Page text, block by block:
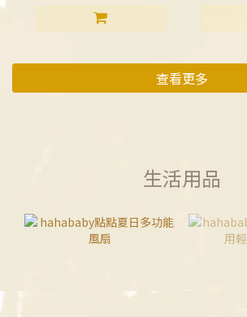
查看更多
生活用品